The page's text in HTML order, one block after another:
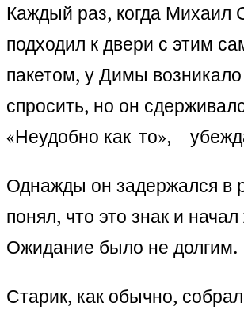
Каждый раз, когда Михаил
подходил к двери с этим
пакетом, у Димы
спросить, но он
«Неудобно как-то», –
Однажды он задержался в
понял, что это знак и
Ожидание было не долгим.
Старик, как обычно,